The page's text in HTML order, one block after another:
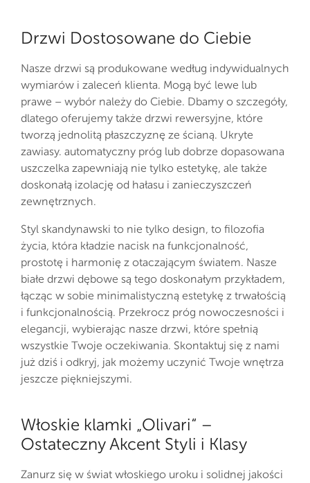
Drzwi Dostosowane do Ciebie
Nasze drzwi są produkowane według indywidualnych
wymiarów i zaleceń klienta. Mogą być lewe lub
prawe – wybór należy do Ciebie. Dbamy o szczegóły,
dlatego oferujemy także drzwi rewersyjne, które
tworzą jednolitą płaszczyznę ze ścianą. Ukryte
zawiasy. automatyczny próg lub dobrze dopasowana
uszczelka zapewniają nie tylko estetykę, ale także
doskonałą izolację od hałasu i zanieczyszczeń
zewnętrznych.
Styl skandynawski to nie tylko design, to filozofia
życia, która kładzie nacisk na funkcjonalność,
prostotę i harmonię z otaczającym światem. Nasze
białe drzwi dębowe są tego doskonałym przykładem,
łącząc w sobie minimalistyczną estetykę z trwałością
i funkcjonalnością. Przekrocz próg nowoczesności i
elegancji, wybierając nasze drzwi, które spełnią
wszystkie Twoje oczekiwania. Skontaktuj się z nami
już dziś i odkryj, jak możemy uczynić Twoje wnętrza
jeszcze piękniejszymi.
Włoskie klamki „Olivari“ –
Ostateczny Akcent Styli i Klasy
Zanurz się w świat włoskiego uroku i solidnej jakości